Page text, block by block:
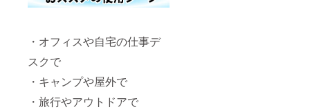
・オフィスや自宅の仕事デ
スクで
・キャンプや屋外で
・旅行やアウトドアで